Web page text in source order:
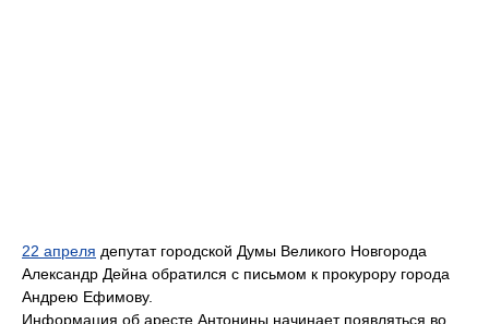
22 апреля депутат городской Думы Великого Новгорода
Александр Дейна обратился с письмом к прокурору города
Андрею Ефимову.
Информация об аресте Антонины начинает появляться во